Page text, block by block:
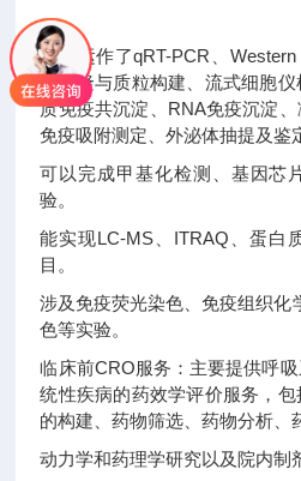
高效运作了qRT-PCR、
子克隆与质粒构建、流式细胞
质免疫共沉淀、RNA免疫沉淀
免疫吸附测定、外泌体抽提及鉴
可以完成甲基化检测、基因芯
验。
能实现LC-MS、ITRAQ、蛋白
目。
涉及免疫荧光染色、免疫组织化
色等实验。
临床前CRO服务：主要提供呼
统性疾病的药效学评价服务，
的构建、药物筛选、药物分析、
动力学和药理学研究以及院内制